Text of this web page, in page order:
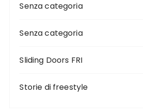
Senza categoria
Senza categoria
Sliding Doors FRI
Storie di freestyle